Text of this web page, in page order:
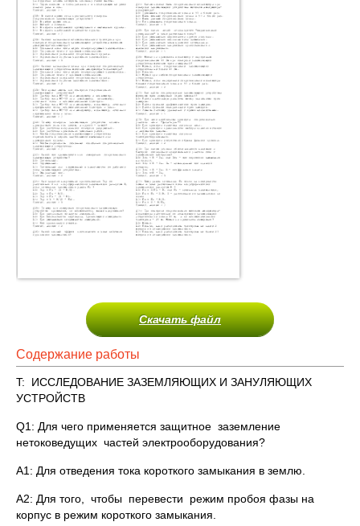
Скачать файл
Содержание работы
T: ИССЛЕДОВАНИЕ ЗАЗЕМЛЯЮЩИХ И ЗАНУЛЯЮЩИХ
УСТРОЙСТВ
Q1: Для чего применяется защитное заземление
нетоковедущих частей электрооборудования?
A1: Для отведения тока короткого замыкания в землю.
A2: Для того, чтобы перевести режим пробоя фазы на
корпус в режим короткого замыкания.